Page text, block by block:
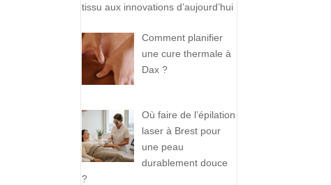
tissu aux innovations d’aujourd’hui
Comment planifier
une cure thermale à
Dax ?
Où faire de l’épilation
laser à Brest pour
une peau
durablement douce
?